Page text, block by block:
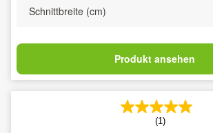
Schnittbreite (cm)
Produkt ansehen
(1)